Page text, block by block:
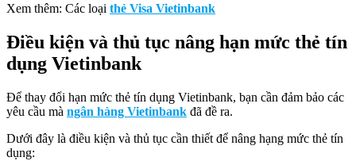
Xem thêm: Các loại thẻ Visa Vietinbank
Điều kiện và thủ tục nâng hạn mức thẻ tín
dụng Vietinbank
Để thay đổi hạn mức thẻ tín dụng Vietinbank, bạn cần đảm bảo các
yêu cầu mà ngân hàng Vietinbank đã đề ra.
Dưới đây là điều kiện và thủ tục cần thiết để nâng hạng mức thẻ tín
dụng: